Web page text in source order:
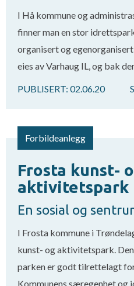
I Hå kommune og
finner man en stor
organisert og
eies av Varhaug IL, og bak
PUBLISERT: 02.06.20
Forbildeanlegg
Frosta kunst-
aktivitetspark
En sosial og
I Frosta kommune i
kunst- og aktivitetspark.
parken er godt tilrettelagt
Kommunens særegenhet og